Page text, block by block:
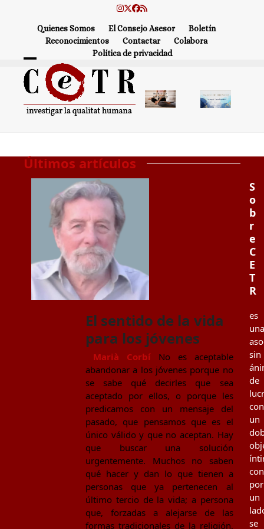
Instagram
Twitter
Facebook
RSS
Quienes Somos El Consejo Asesor
Boletín
Reconocimientos
Contactar
Colabora
Política de privacidad
Open
mobile
menu
Close
mobile
menu
Últimos artículos
El sentido de la vida
para los jóvenes
Marià CorbíNo es aceptable
abandonar a los jóvenes porque no
se sabe qué decirles que sea
aceptado por ellos, o porque les
predicamos con un mensaje del
pasado, que pensamos que es el
único válido y que no aceptan. Hay
que buscar una solución
urgentemente. Muchos no saben
qué hacer y dan lo que tienen a
personas que ya pertenecen al
último tercio de la vida; a persona
que, forzadas a alejarse de las
formas tradicionales de la religión,
S
o
b
r
e
C
E
T
R
es
una
sin
de
con
un
por
un
se